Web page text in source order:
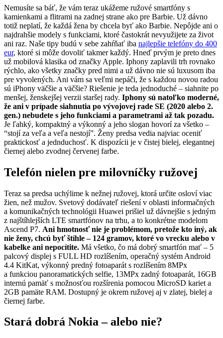
Nemusíte sa báť, že vám teraz ukážeme ružové smartfóny s
kamienkami a flitrami na zadnej strane ako pre Barbie. Už dávno
totiž neplatí, že každá žena by chcela byť ako Barbie. Nepôjde ani o
najdrahšie modely s funkciami, ktoré častokrát nevyužijete za život
ani raz. Naše tipy budú v sebe zahŕňať iba najlepšie telefóny do 400
eur, ktoré si môže dovoliť takmer každý. Hneď prvým je preto dnes
už mobilová klasika od značky Apple. Iphony zaplavili trh rovnako
rýchlo, ako všetky značky pred nimi a už dávno nie sú luxusom iba
pre vyvolených. Ani vám sa veľmi nepáči, že s každou novou radou
sú iPhony väčšie a väčšie? Riešenie je teda jednoduché – siahnite po
menšej, ženskejšej verzii staršej rady. Iphony sú natoľko moderné,
že ani v prípade siahnutia po vývojovej rade SE (2020 alebo 2.
gen.) nebudete s jeho funkciami a parametrami až tak pozadu.
Je ľahký, kompaktný a výkonný a jeho slogan hovorí za všetko –
“stojí za veľa a veľa nestojí”. Ženy predsa vedia najviac oceniť
praktickosť a jednduchosť. K dispozícii je v čistej bielej, elegantnej
čiernej alebo zvodnej červenej farbe.
Telefón nielen pre milovníčky ružovej
Teraz sa predsa uchýlime k nežnej ružovej, ktorá určite osloví viac
žien, než mužov. Svetový dodávateľ riešení v oblasti informačných
a komunikačných technológii Huawei prišiel už dávnejšie s jedným
z najštíhlejších LTE smartfónov na trhu, a to konkrétne modelom
Ascend P7. Ani hmotnosť nie je problémom, pretože kto iný, ak
nie ženy, chcú byť štíhle – 124 gramov, ktoré vo vrecku alebo v
kabelke ani nepocítite. Má všetko, čo má dobrý smartfón mať – 5
palcový displej s FULL HD rozlíšením, operačný systém Android
4.4 KitKat, výkonný predný fotoaparát s rozlíšením 8MPx
a funkciou panoramatických selfie, 13MPx zadný fotoaparát, 16GB
internú pamäť s možnosťou rozšírenia pomocou MicroSD kariet a
2GB pamäte RAM. Dostupný je okrem ružovej aj v zlatej, bielej a
čiernej farbe.
Stará dobrá Nokia – alebo nie?